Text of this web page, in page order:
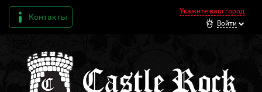
Контакты
Укажите ваш город
Войти